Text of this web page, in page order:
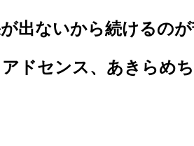
出ないから続けるの
ドセンス、あきらめ